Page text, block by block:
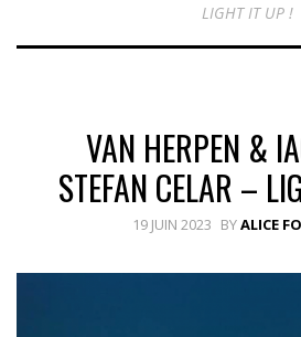
LIGHT IT UP !
VAN HERPEN &
STEFAN CELAR –
19 JUIN 2023 BYALICE